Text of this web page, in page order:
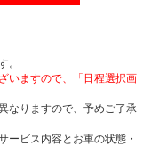
。
いますので、「日程選択画
なりますので、予めご了承
ビス内容とお車の状態・